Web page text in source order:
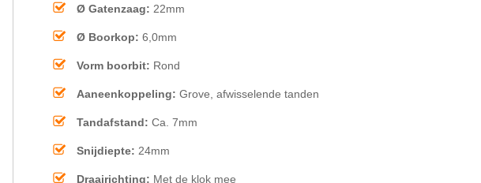
Ø Gatenzaag: 22mm
Ø Boorkop: 6,0mm
Vorm boorbit: Rond
Aaneenkoppeling: Grove, afwisselende tanden
Tandafstand: Ca. 7mm
Snijdiepte: 24mm
Draairichting: Met de klok mee